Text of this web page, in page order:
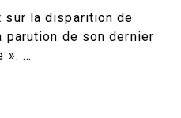
sur la disparition de
parution de son dernier
». …